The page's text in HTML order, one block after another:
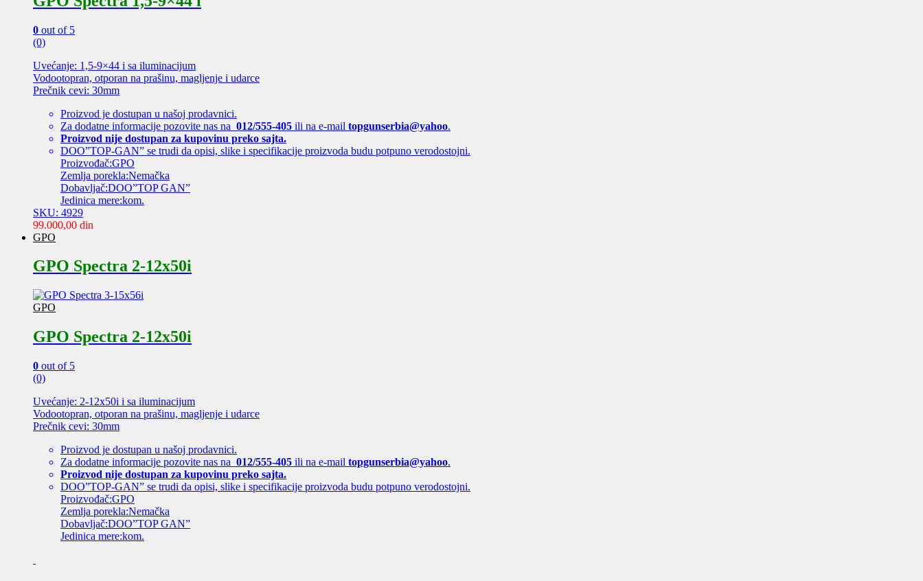
0 out of 5
(0)
Uvećanje: 1,5-9×44 i sa iluminacijum
Vodootopran, otporan na prašinu, magljenje i udarce
Prečnik cevi: 30mm
Proizvod je dostupan u našoj prodavnici.
Za dodatne informacije pozovite nas na 012/555-405 ili na e-mail topgunserbia@yahoo.
Proizvod nije dostupan za kupovinu preko sajta.
DOO”TOP-GAN” se trudi da opisi, slike i specifikacije proizvoda budu potpuno verodostojni.
Proizvođač:GPO
Zemlja porekla:Nemačka
Dobavljač:DOO”TOP GAN”
Jedinica mere:kom.
SKU: 4929
99.000,00 din
GPO
GPO Spectra 2-12x50i
GPO
GPO Spectra 2-12x50i
0 out of 5
(0)
Uvećanje: 2-12x50i i sa iluminacijum
Vodootopran, otporan na prašinu, magljenje i udarce
Prečnik cevi: 30mm
Proizvod je dostupan u našoj prodavnici.
Za dodatne informacije pozovite nas na 012/555-405 ili na e-mail topgunserbia@yahoo.
Proizvod nije dostupan za kupovinu preko sajta.
DOO”TOP-GAN” se trudi da opisi, slike i specifikacije proizvoda budu potpuno verodostojni.
Proizvođač:GPO
Zemlja porekla:Nemačka
Dobavljač:DOO”TOP GAN”
Jedinica mere:kom.